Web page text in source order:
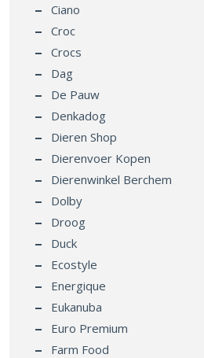
Ciano
Croc
Crocs
Dag
De Pauw
Denkadog
Dieren Shop
Dierenvoer Kopen
Dierenwinkel Berchem
Dolby
Droog
Duck
Ecostyle
Energique
Eukanuba
Euro Premium
Farm Food